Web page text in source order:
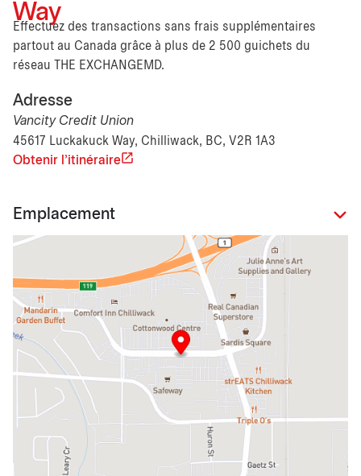
Way
Effectuez des transactions sans frais supplémentaires
partout au Canada grâce à plus de 2 500 guichets du
réseau THE EXCHANGEMD.
Adresse
Vancity Credit Union
45617 Luckakuck Way, Chilliwack, BC, V2R 1A3
Obtenir l'itinéraire
Emplacement